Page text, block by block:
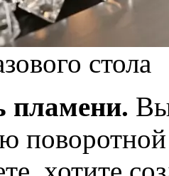
стола
пламени.